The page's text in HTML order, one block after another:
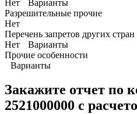
Нет
Варианты
Разрешительные прочие
Нет
Перечень запретов других
Нет
Варианты
Прочие особенности
Варианты
Закажите отчет по
2521000000 с